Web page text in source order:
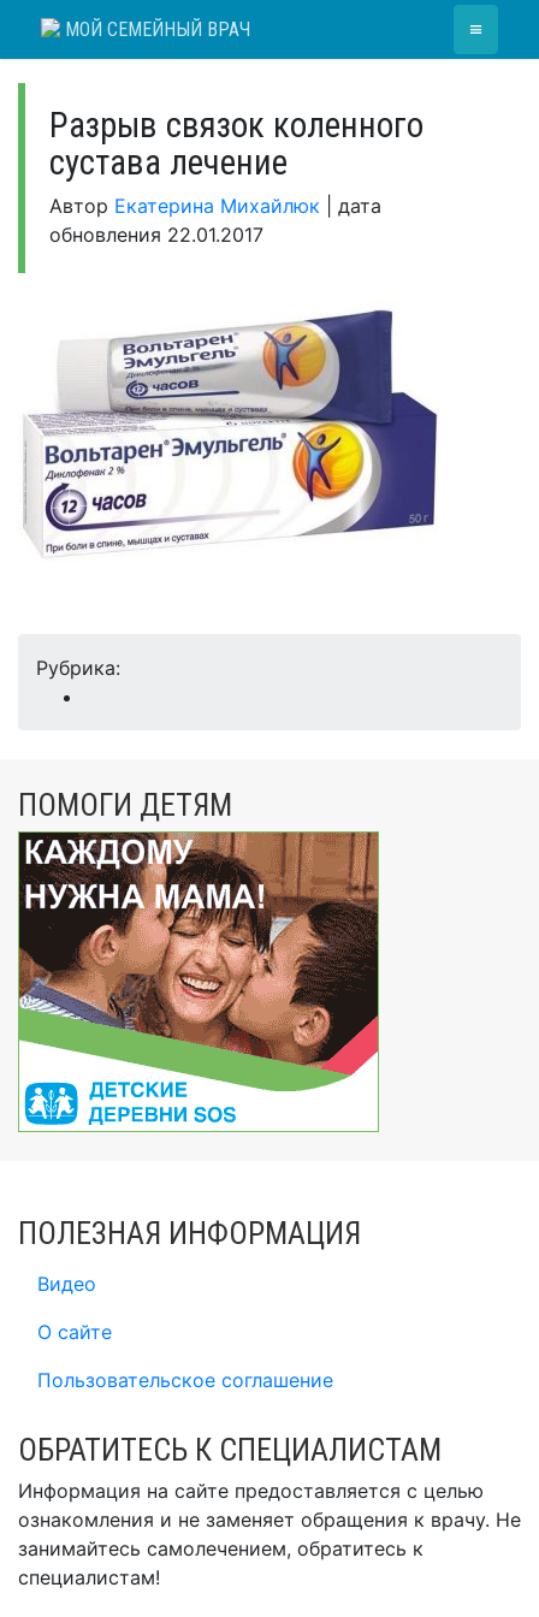
МОЙ СЕМЕЙНЫЙ ВРАЧ ≡
Разрыв связок коленного
сустава лечение
Автор Екатерина Михайлюк
дата
обновления 22.01.2017
Рубрика:
ПОМОГИ ДЕТЯМ
ПОЛЕЗНАЯ ИНФОРМАЦИЯ
Видео
О сайте
Пользовательское соглашение
ОБРАТИТЕСЬ К СПЕЦИАЛИСТАМ
Информация на сайте предоставляется с целью
ознакомления и не заменяет обращения к врачу. Не
занимайтесь самолечением, обратитесь к
специалистам!